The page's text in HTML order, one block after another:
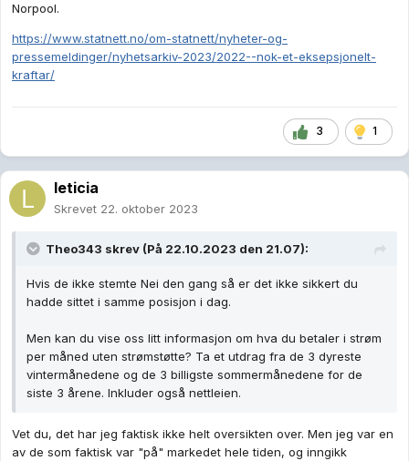
Norpool.
https://www.statnett.no/om-statnett/nyheter-og-
pressemeldinger/nyhetsarkiv-2023/2022--nok-et-eksepsjonelt-
kraftar/
3 1
leticia
Skrevet 22. oktober 2023
Theo343 skrev (På 22.10.2023 den 21.07):
Hvis de ikke stemte Nei den gang så er det ikke sikkert du
hadde sittet i samme posisjon i dag.
Men kan du vise oss litt informasjon om hva du betaler i strøm
per måned uten strømstøtte? Ta et utdrag fra de 3 dyreste
vintermånedene og de 3 billigste sommermånedene for de
siste 3 årene. Inkluder også nettleien.
Vet du, det har jeg faktisk ikke helt oversikten over. Men jeg var en
av de som faktisk var "på" markedet hele tiden, og inngikk